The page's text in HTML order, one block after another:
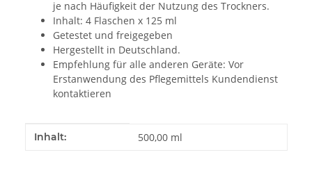
je nach Häufigkeit der Nutzung des Trockners.
Inhalt: 4 Flaschen x 125 ml
Getestet und freigegeben
Hergestellt in Deutschland.
Empfehlung für alle anderen Geräte: Vor
Erstanwendung des Pflegemittels Kundendienst
kontaktieren
Produkteigenschaft
Wert
Inhalt: 500,00 ml